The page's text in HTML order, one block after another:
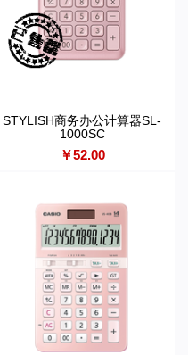
STYLISH商务办公计算器SL-
1000SC
￥52.00